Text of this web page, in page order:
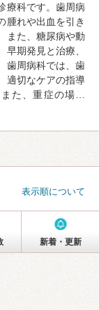
療科です。歯周病
腫れや出血を引き
また、糖尿病や動
期発見と治療、
歯周病科では、歯
適切なケアの指導
た、重症の場…
表示順について
新着・更新